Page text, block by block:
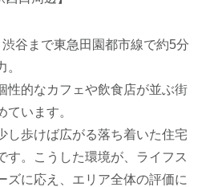
渋谷まで東急田園都市線で約5分
性的なカフェや飲食店が並ぶ街
ています。
し歩けば広がる落ち着いた住宅
す。こうした環境が、ライフス
ズに応え、エリア全体の評価に